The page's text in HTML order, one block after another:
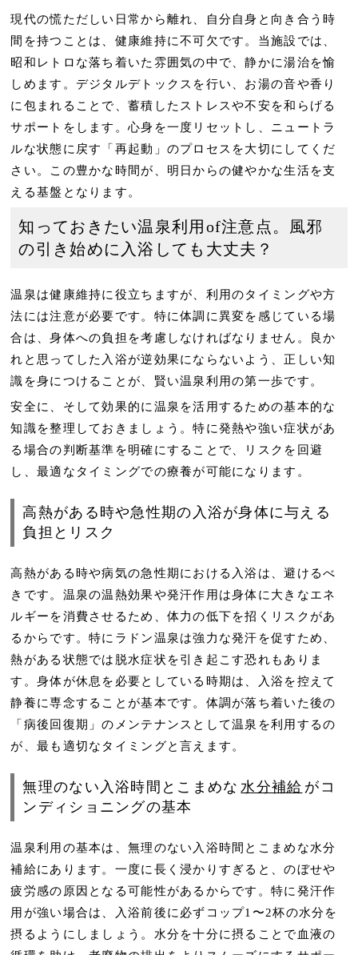
現代の慌ただしい日常から離れ、自分自身と向き合う時
間を持つことは、健康維持に不可欠です。当施設では、
昭和レトロな落ち着いた雰囲気の中で、静かに湯治を愉
しめます。デジタルデトックスを行い、お湯の音や香り
に包まれることで、蓄積したストレスや不安を和らげる
サポートをします。心身を一度リセットし、ニュートラ
ルな状態に戻す「再起動」のプロセスを大切にしてくだ
さい。この豊かな時間が、明日からの健やかな生活を支
える基盤となります。
知っておきたい温泉利用of注意点。風邪
の引き始めに入浴しても大丈夫？
温泉は健康維持に役立ちますが、利用のタイミングや方
法には注意が必要です。特に体調に異変を感じている場
合は、身体への負担を考慮しなければなりません。良か
れと思ってした入浴が逆効果にならないよう、正しい知
識を身につけることが、賢い温泉利用の第一歩です。
安全に、そして効果的に温泉を活用するための基本的な
知識を整理しておきましょう。特に発熱や強い症状があ
る場合の判断基準を明確にすることで、リスクを回避
し、最適なタイミングでの療養が可能になります。
高熱がある時や急性期の入浴が身体に与える
負担とリスク
高熱がある時や病気の急性期における入浴は、避けるべ
きです。温泉の温熱効果や発汗作用は身体に大きなエネ
ルギーを消費させるため、体力の低下を招くリスクがあ
るからです。特にラドン温泉は強力な発汗を促すため、
熱がある状態では脱水症状を引き起こす恐れもありま
す。身体が休息を必要としている時期は、入浴を控えて
静養に専念することが基本です。体調が落ち着いた後の
「病後回復期」のメンテナンスとして温泉を利用するの
が、最も適切なタイミングと言えます。
無理のない入浴時間とこまめな 水分補給 がコ
ンディショニングの基本
温泉利用の基本は、無理のない入浴時間とこまめな水分
補給にあります。一度に長く浸かりすぎると、のぼせや
疲労感の原因となる可能性があるからです。特に発汗作
用が強い場合は、入浴前後に必ずコップ1〜2杯の水分を
摂るようにしましょう。水分を十分に摂ることで血液の